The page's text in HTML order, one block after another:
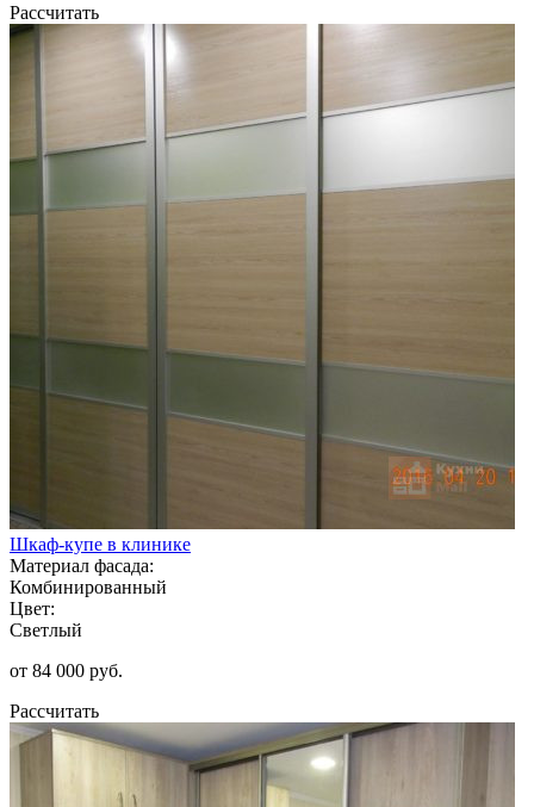
Рассчитать
Шкаф-купе в клинике
Материал фасада:
Комбинированный
Цвет:
Светлый
от 84 000 руб.
Рассчитать